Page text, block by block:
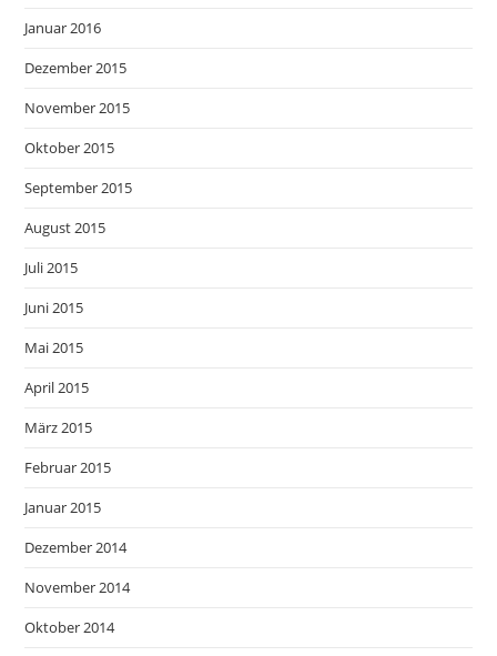
Januar 2016
Dezember 2015
November 2015
Oktober 2015
September 2015
August 2015
Juli 2015
Juni 2015
Mai 2015
April 2015
März 2015
Februar 2015
Januar 2015
Dezember 2014
November 2014
Oktober 2014